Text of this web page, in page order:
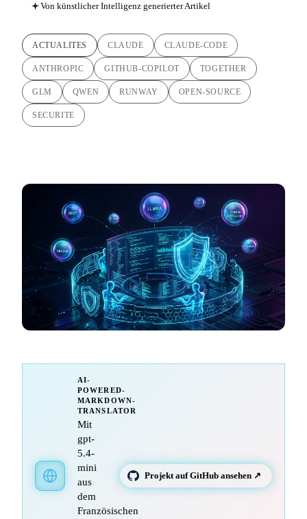
Von künstlicher Intelligenz generierter Artikel
ACTUALITES CLAUDE CLAUDE-CODE
ANTHROPIC GITHUB-COPILOT TOGETHER
GLM QWEN RUNWAY OPEN-SOURCE
SECURITE
AI-
POWERED-
MARKDOWN-
TRANSLATOR
Mit
gpt-
5.4-
mini
aus
dem
Französischen
Projekt auf GitHub ansehen ↗